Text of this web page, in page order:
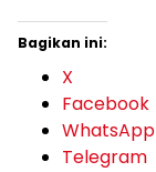
Bagikan ini:
X
Facebook
WhatsApp
Telegram